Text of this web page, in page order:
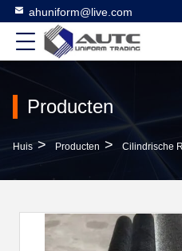
ahuniform@live.com
Producten
Huis > Producten > Cilindrische